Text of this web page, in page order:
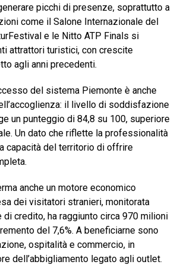
picchi di presenze, soprattutto a
come il Salone Internazionale del
e le Nitto ATP Finals si
attrattori turistici, con crescite
agli anni precedenti.
del sistema Piemonte è anche
il livello di soddisfazione
un punteggio di 84,8 su 100, superiore
Un dato che riflette la professionalità
capacità del territorio di offrire
anche un motore economico
dei visitatori stranieri, monitorata
credito, ha raggiunto circa 970 milioni
del 7,6%. A beneficiarne sono
ospitalità e commercio, in
dell’abbigliamento legato agli outlet.